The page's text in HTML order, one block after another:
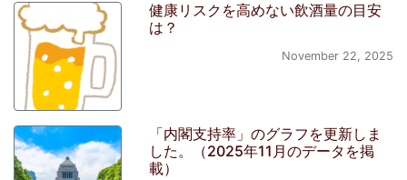
健康リスクを高めない飲酒量の目安
は？
November 22, 2025
「内閣支持率」のグラフを更新しま
した。（2025年11月のデータを掲
載）